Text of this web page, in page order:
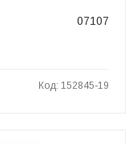
07107
Код: 152845-19